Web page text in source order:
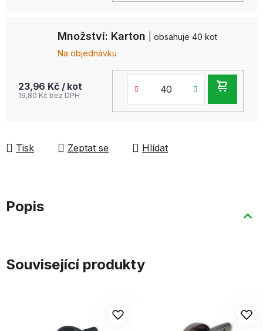
Množství: Karton
| obsahuje 40 kot
Na objednávku
23,96 Kč / kot
19,80 Kč bez DPH
Tisk Zeptat se Hlídat
Popis
Související produkty